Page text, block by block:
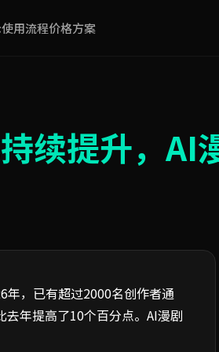
使用流程价格方案
续提升，AI
年，已有超过2000名创作者通
年提高了10个百分点。AI漫剧